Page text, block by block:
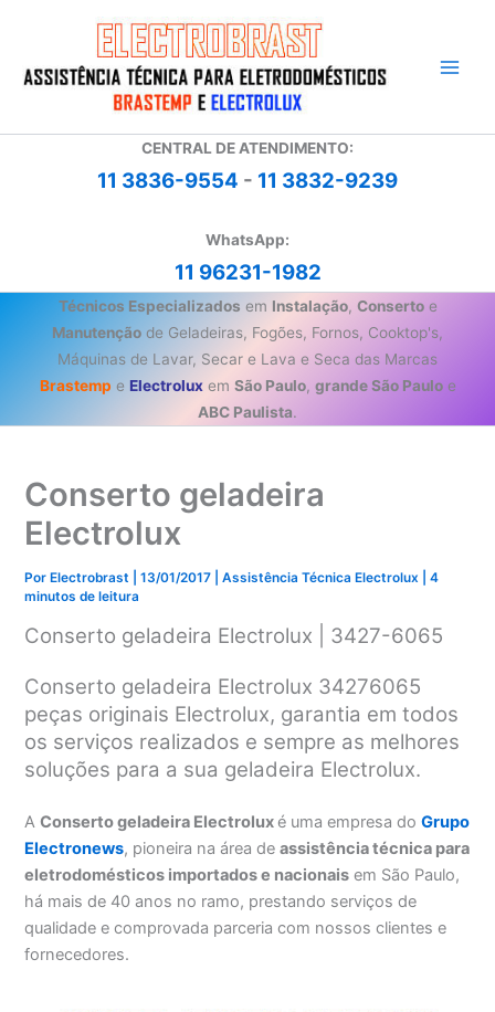
conteúdo
CENTRAL DE ATENDIMENTO:
11 3836-9554 - 11 3832-9239
WhatsApp:
11 96231-1982
Técnicos Especializados em Instalação, Consertoe
Manutenção de Geladeiras, Fogões, Fornos, Cooktop's,
Máquinas de Lavar, Secar e Lava e Seca das Marcas
Brastemp e Electroluxem São Paulo, grande São Pauloe
ABC Paulista.
Conserto geladeira
Electrolux
Por Electrobrast |13/01/2017 |Assistência Técnica Electrolux |4
minutos de leitura
Conserto geladeira Electrolux | 3427-6065
Conserto geladeira Electrolux 34276065
peças originais Electrolux, garantia em todos
os serviços realizados e sempre as melhores
soluções para a sua geladeira Electrolux.
AConserto geladeira Electroluxé uma empresa doGrupo
Electronews, pioneira na área deassistência técnica para
eletrodomésticos importados e nacionais em São Paulo,
há mais de 40 anos no ramo, prestando serviços de
qualidade e comprovada parceria com nossos clientes e
fornecedores.